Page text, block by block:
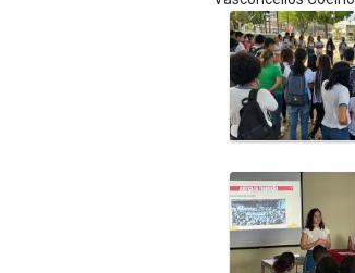
Galeria de Mídias